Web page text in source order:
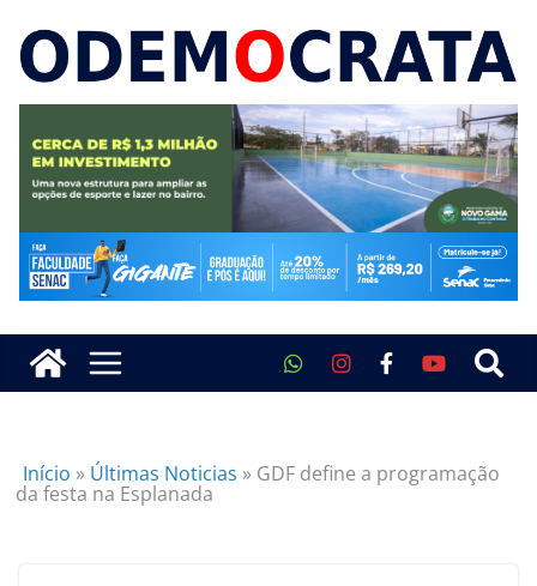
Início » Últimas Noticias » GDF define a programação
da festa na Esplanada